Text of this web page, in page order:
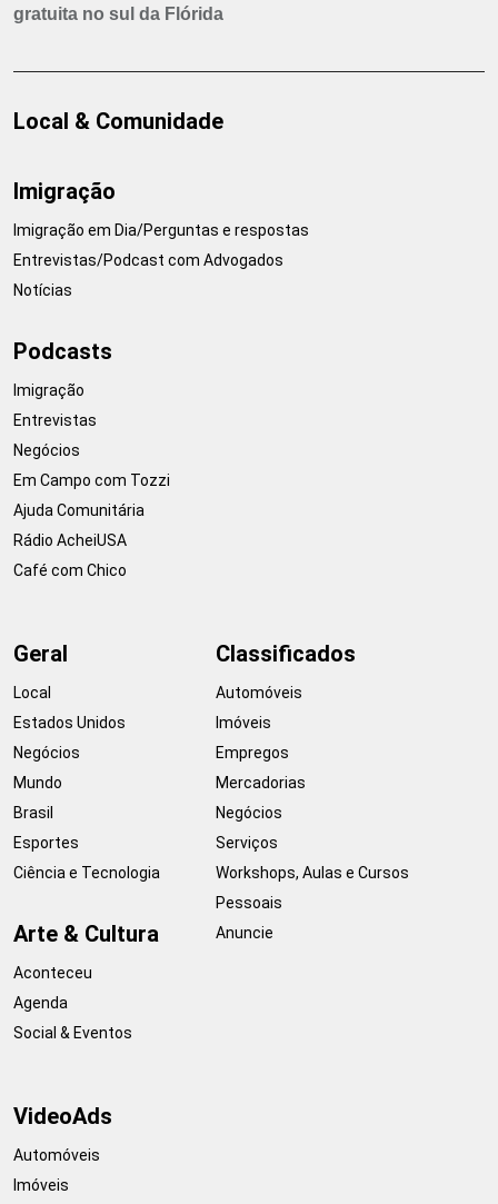
gratuita no sul da Flórida
Local & Comunidade
Imigração
Imigração em Dia/Perguntas e respostas
Entrevistas/Podcast com Advogados
Notícias
Podcasts
Imigração
Entrevistas
Negócios
Em Campo com Tozzi
Ajuda Comunitária
Rádio AcheiUSA
Café com Chico
Geral
Local
Estados Unidos
Negócios
Mundo
Brasil
Esportes
Ciência e Tecnologia
Arte & Cultura
Aconteceu
Agenda
Social & Eventos
Classificados
Automóveis
Imóveis
Empregos
Mercadorias
Negócios
Serviços
Workshops, Aulas e Cursos
Pessoais
Anuncie
VideoAds
Automóveis
Imóveis